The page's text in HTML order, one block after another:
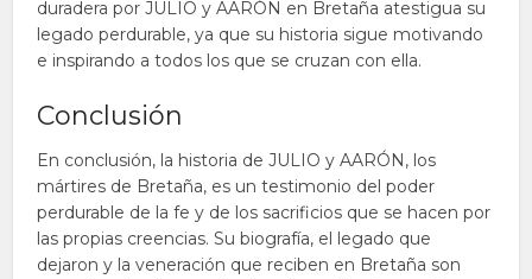
duradera por JULIO y AARÓN en Bretaña atestigua su
legado perdurable, ya que su historia sigue motivando
e inspirando a todos los que se cruzan con ella.
Conclusión
En conclusión, la historia de JULIO y AARÓN, los
mártires de Bretaña, es un testimonio del poder
perdurable de la fe y de los sacrificios que se hacen por
las propias creencias. Su biografía, el legado que
dejaron y la veneración que reciben en Bretaña son